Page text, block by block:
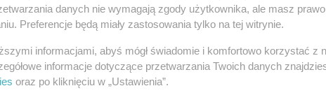
danych nie wymagają zgody użytkownika, ale masz
Preferencje będą miały zastosowania tylko na tej witrynie.
informacjami, abyś mógł świadomie i komfortowo korzystać z
informacje dotyczące przetwarzania Twoich danych
oraz po kliknięciu w „Ustawienia”.